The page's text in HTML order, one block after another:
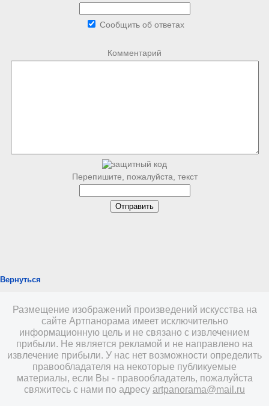
Сообщить об ответах
Комментарий
Перепишите, пожалуйста, текст
Вернуться
Размещение изображений произведений искусства на
сайте Артпанорама имеет исключительно
информационную цель и не связано с извлечением
прибыли. Не является рекламой и не направлено на
извлечение прибыли. У нас нет возможности определить
правообладателя на некоторые публикуемые
материалы, если Вы - правообладатель, пожалуйста
свяжитесь с нами по адресу artpanorama@mail.ru